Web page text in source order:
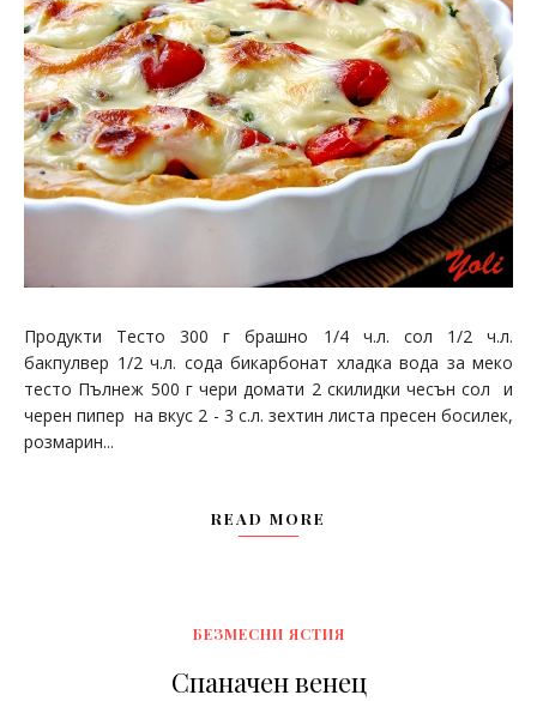
Продукти Тесто 300 г брашно 1/4 ч.л. сол 1/2 ч.л.
бакпулвер 1/2 ч.л. сода бикарбонат хладка вода за меко
тесто Пълнеж 500 г чери домати 2 скилидки чесън сол и
черен пипер на вкус 2 - 3 с.л. зехтин листа пресен босилек,
розмарин...
READ MORE
БЕЗМЕСНИ ЯСТИЯ
Спаначен венец